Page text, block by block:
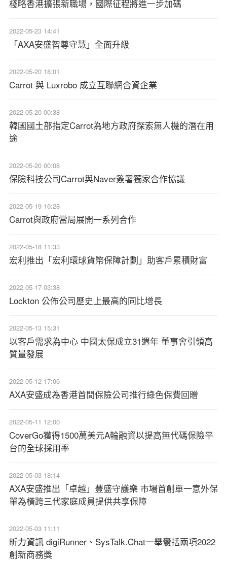
棧略香港擴張新職場，國際征程將進一步加碼
2022-05-23 14:41
「AXA安盛智尊守慧」全面升級
2022-05-20 18:01
Carrot 與 Luxrobo 成立互聯網合資企業
2022-05-20 00:38
韓國國土部指定Carrot為地方政府探索無人機的潛在用
途
2022-05-20 00:08
保險科技公司Carrot與Naver簽署獨家合作協議
2022-05-19 16:28
Carrot與政府當局展開一系列合作
2022-05-18 11:33
宏利推出「宏利環球貨幣保障計劃」助客戶累積財富
2022-05-17 03:38
Lockton 公佈公司歷史上最高的同比增長
2022-05-13 15:31
以客戶需求為中心 中國太保成立31週年 董事會引領高
質量發展
2022-05-12 17:06
AXA安盛成為香港首間保險公司推行綠色保費回贈
2022-05-11 12:00
CoverGo獲得1500萬美元A輪融資以提高無代碼保險平
台的全球採用率
2022-05-03 18:14
AXA安盛推出「卓越」豐盛守護樂 市場首創單一意外保
單為橫跨三代家庭成員提供共享保障
2022-05-03 11:11
昕力資訊 digiRunner、SysTalk.Chat一舉囊括兩項2022
創新商務獎